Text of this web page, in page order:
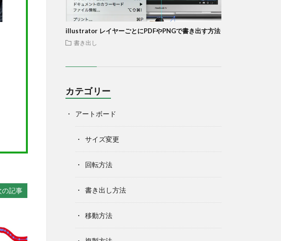
の記事
illustrator レイヤーごとにPDFやPNGで書き出す方法
書き出し
カテゴリー
アートボード
サイズ変更
回転方法
書き出し方法
移動方法